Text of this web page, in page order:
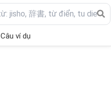
Câu ví dụ